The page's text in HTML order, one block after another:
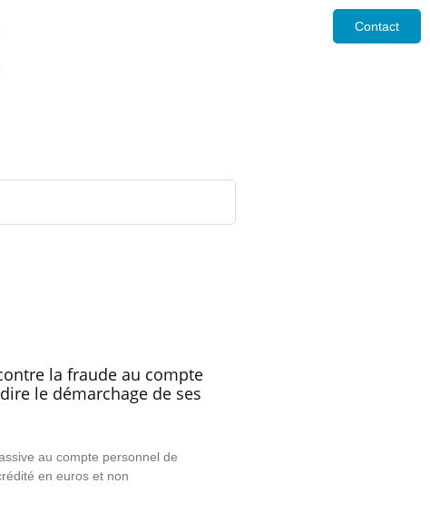
Contact
la fraude au compte
le démarchage de ses
au compte personnel de
en euros et non